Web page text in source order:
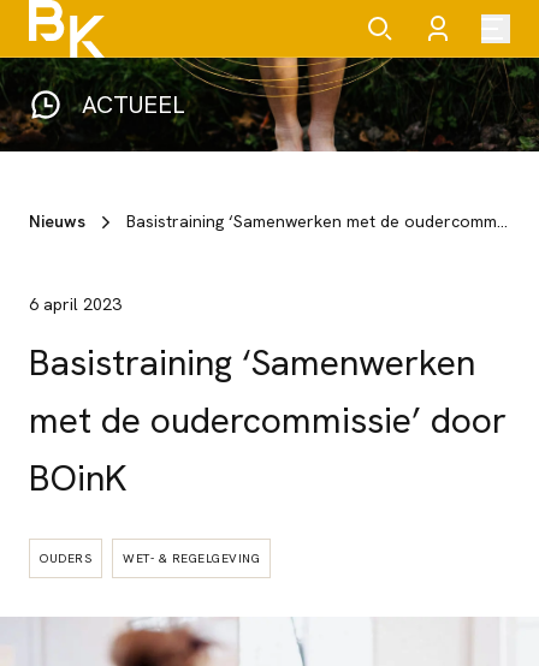
ACTUEEL
Nieuws Basistraining ‘Samenwerken met de oudercommissie’ door BOinK
6 april 2023
Basistraining ‘Samenwerken
met de oudercommissie’ door
BOinK
OUDERS WET- & REGELGEVING